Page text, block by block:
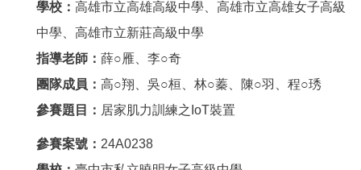
學校： 高雄市立高雄高級中學、高雄市立高雄女子高級
中學、高雄市立新莊高級中學
指導老師： 薛○雁、李○奇
團隊成員： 高○翔、吳○桓、林○蓁、陳○羽、程○琇
參賽題目： 居家肌力訓練之IoT裝置
參賽案號： 24A0238